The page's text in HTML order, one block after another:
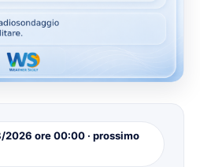
ore 00:00 · prossimo